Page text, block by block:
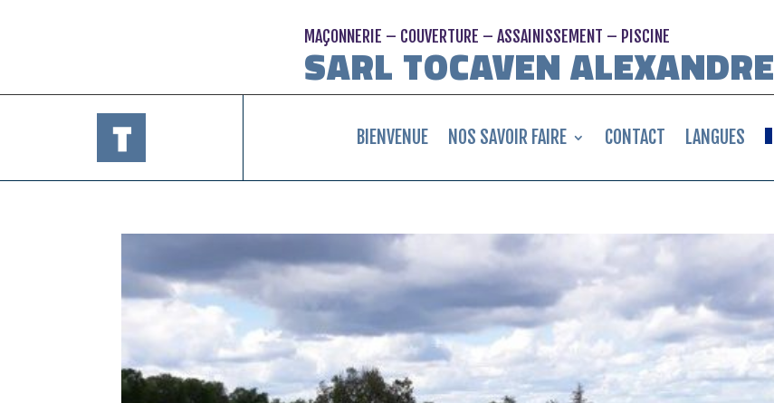
MAÇONNERIE – COUVERTURE – ASSAINISSEMENT – PISCINE
SARL TOCAVEN ALEXANDRE
BIENVENUE NOS SAVOIR FAIRE CONTACT LANGUES